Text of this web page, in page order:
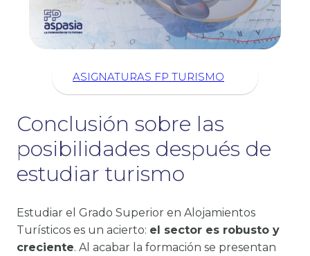
ASIGNATURAS FP TURISMO
Conclusión sobre las
posibilidades después de
estudiar turismo
Estudiar el Grado Superior en Alojamientos
Turísticos es un acierto: el sector es robusto y
creciente. Al acabar la formación se presentan